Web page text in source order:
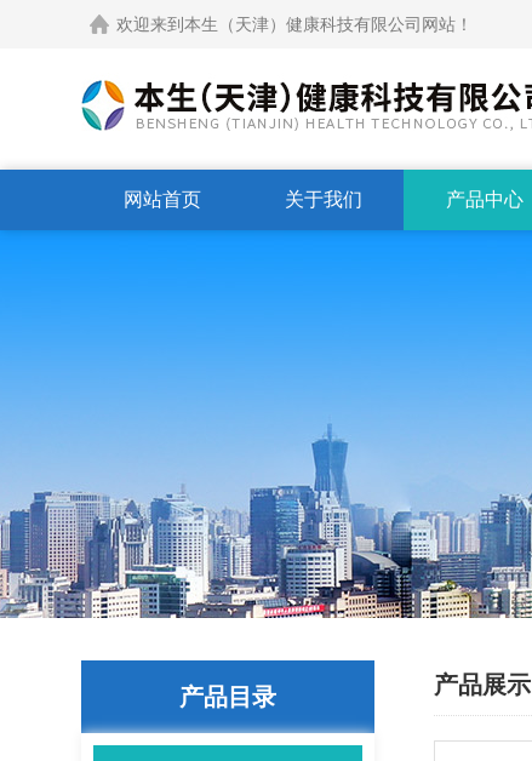
欢迎来到本生（天津）健康科技有限公司网站！
网站首页 关于我们 产品中心
产品目录 产品展示